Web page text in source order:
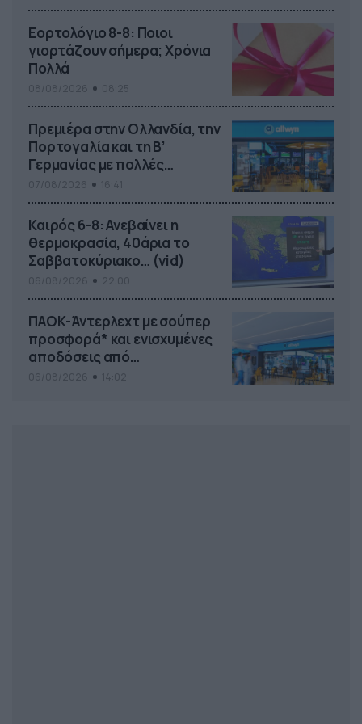
Εορτολόγιο 8-8: Ποιοι
γιορτάζουν σήμερα; Χρόνια
Πολλά
Πρεμιέρα στην Ολλανδία, την
Πορτογαλία και τη Β’
Γερμανίας με πολλές
στοιχηματικές επιλογές από
το ΠΑΜΕ ΣΤΟΙΧΗΜΑ
Καιρός 6-8: Ανεβαίνει η
θερμοκρασία, 40άρια το
Σαββατοκύριακο… (vid)
ΠΑΟΚ-Άντερλεχτ με σούπερ
προσφορά* και ενισχυμένες
αποδόσεις από
το Pamestoixima.gr